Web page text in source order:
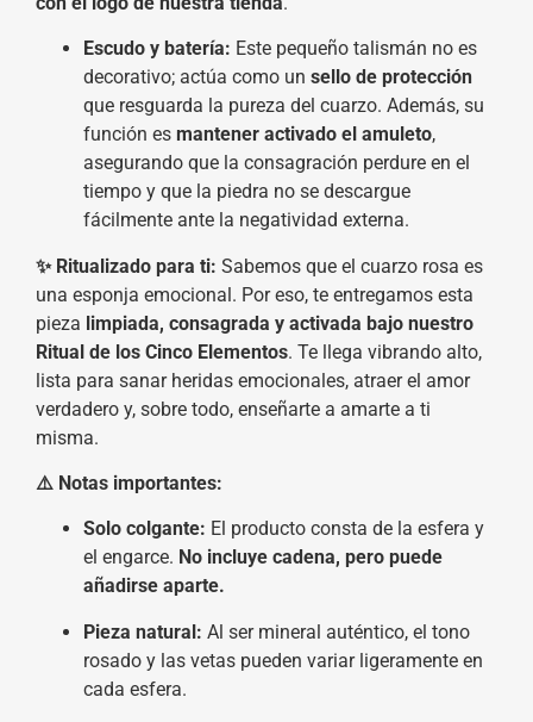
Escudo y batería: Este pequeño talismán no es
decorativo; actúa como un sello de protección
que resguarda la pureza del cuarzo. Además, su
función es mantener activado el amuleto,
asegurando que la consagración perdure en el
tiempo y que la piedra no se descargue
fácilmente ante la negatividad externa.
✨ Ritualizado para ti: Sabemos que el cuarzo rosa es
una esponja emocional. Por eso, te entregamos esta
pieza limpiada, consagrada y activada bajo nuestro
Ritual de los Cinco Elementos. Te llega vibrando alto,
lista para sanar heridas emocionales, atraer el amor
verdadero y, sobre todo, enseñarte a amarte a ti
misma.
⚠️ Notas importantes:
Solo colgante: El producto consta de la esfera y
el engarce. No incluye cadena, pero puede
añadirse aparte.
Pieza natural: Al ser mineral auténtico, el tono
rosado y las vetas pueden variar ligeramente en
cada esfera.